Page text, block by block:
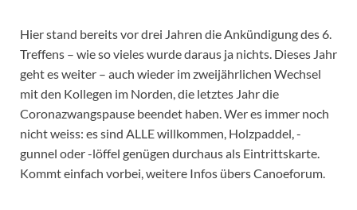
Hier stand bereits vor drei Jahren die Ankündigung des 6.
Treffens – wie so vieles wurde daraus ja nichts. Dieses Jahr
geht es weiter – auch wieder im zweijährlichen Wechsel
mit den Kollegen im Norden, die letztes Jahr die
Coronazwangspause beendet haben. Wer es immer noch
nicht weiss: es sind ALLE willkommen, Holzpaddel, -
gunnel oder -löffel genügen durchaus als Eintrittskarte.
Kommt einfach vorbei, weitere Infos übers Canoeforum.